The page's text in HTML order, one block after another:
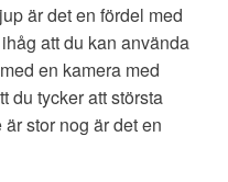
är det en fördel med
att du kan använda
en kamera med
du tycker att största
stor nog är det en